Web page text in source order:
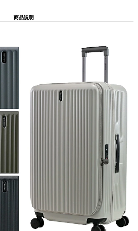
商品説明